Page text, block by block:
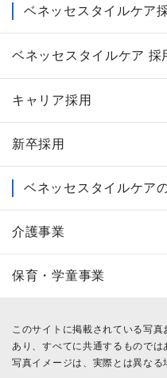
ベネッセスタイルケア
ベネッセスタイルケア 採
キャリア採用
新卒採用
ベネッセスタイルケア
介護事業
保育・学童事業
このサイトに掲載されている写
あり、すべてに共通するものでは
写真イメージは、実際とは異なる